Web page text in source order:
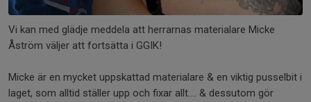
Vi kan med glädje meddela att herrarnas materialare Micke
Åström väljer att fortsätta i GGIK!
Micke är en mycket uppskattad materialare & en viktig pusselbit i
laget, som alltid ställer upp och fixar allt…. & dessutom gör